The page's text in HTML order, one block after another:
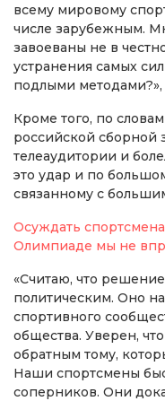
всему мировому
числе зарубежным.
завоеваны не в
устранения самых
подлыми
Кроме того, по
российской сборной
телеаудитории и
это удар и по
связанному с
Осуждать
Олимпиаде мы не
«Считаю, что
политическим. Оно
спортивного
общества. Уверен, что
обратным тому,
Наши спортсмены
соперников. Они